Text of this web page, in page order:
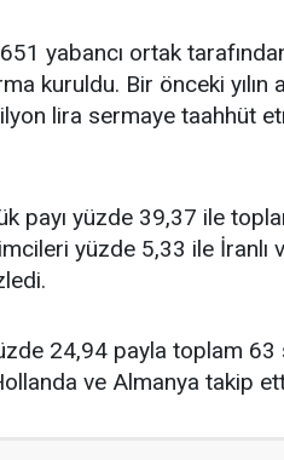
yabancı ortak
kuruldu. Bir önceki yılın
lira sermaye taahhüt
payı yüzde 39,37 ile
yüzde 5,33 ile İranlı
24,94 payla toplam
ve Almanya takip